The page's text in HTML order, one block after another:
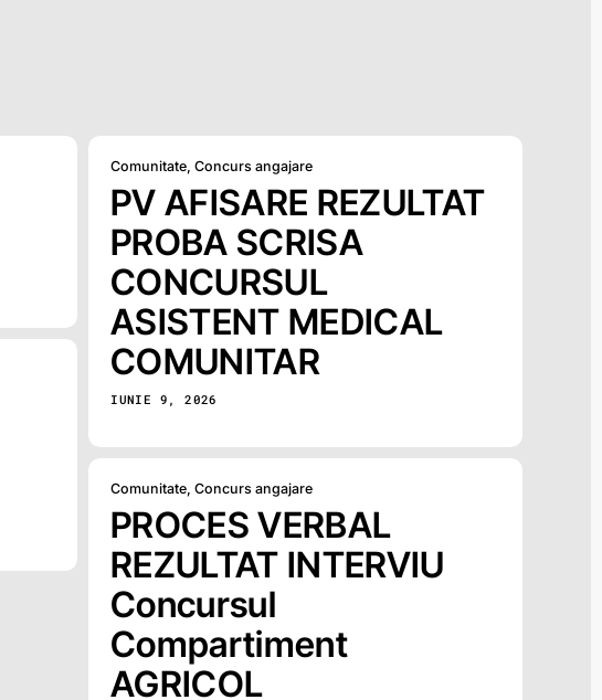
Comunitate,Concurs angajare
PV AFISARE REZULTAT
PROBA SCRISA
CONCURSUL
ASISTENT MEDICAL
COMUNITAR
IUNIE 9, 2026
Comunitate,Concurs angajare
PROCES VERBAL
REZULTAT INTERVIU
Concursul
Compartiment
AGRICOL